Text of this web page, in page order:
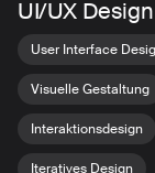
UI/UX Design
User Interface
Visuelle Gestaltung
Interaktionsdesign
Iteratives Design